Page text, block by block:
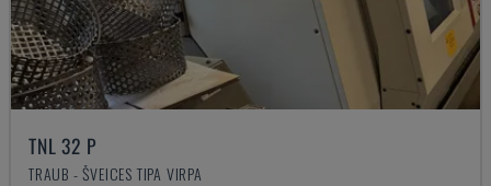
TNL 32 P
TRAUB - ŠVEICES TIPA VIRPA